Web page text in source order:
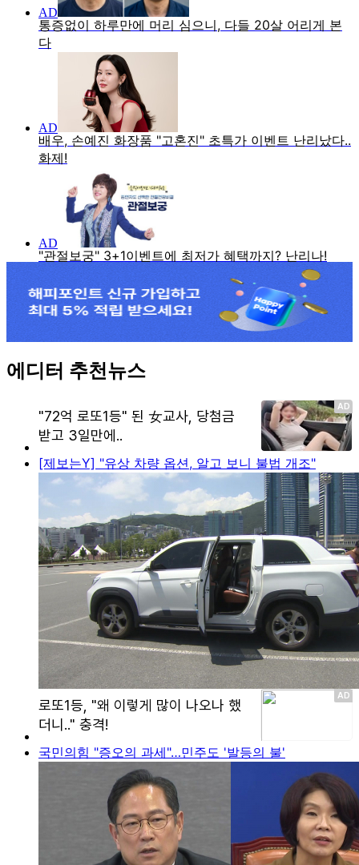
에디터 추천뉴스
[제보는Y] "유상 차량 옵션, 알고 보니 불법 개조"
국민의힘 "증오의 과세"…민주도 '발등의 불'